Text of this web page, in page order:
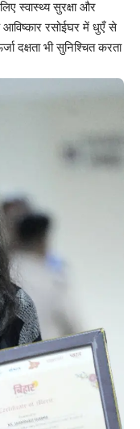
स्वास्थ्य सुरक्षा और
आविष्कार रसोईघर में धुएँ से
दक्षता भी सुनिश्चित करता